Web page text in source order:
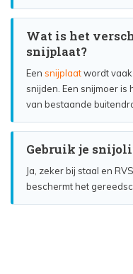
Wat is het
snijplaat?
Een snijplaatwordt
snijden. Een snijmoer
van bestaande
Gebruik je
Ja, zeker bij staal en
beschermt het